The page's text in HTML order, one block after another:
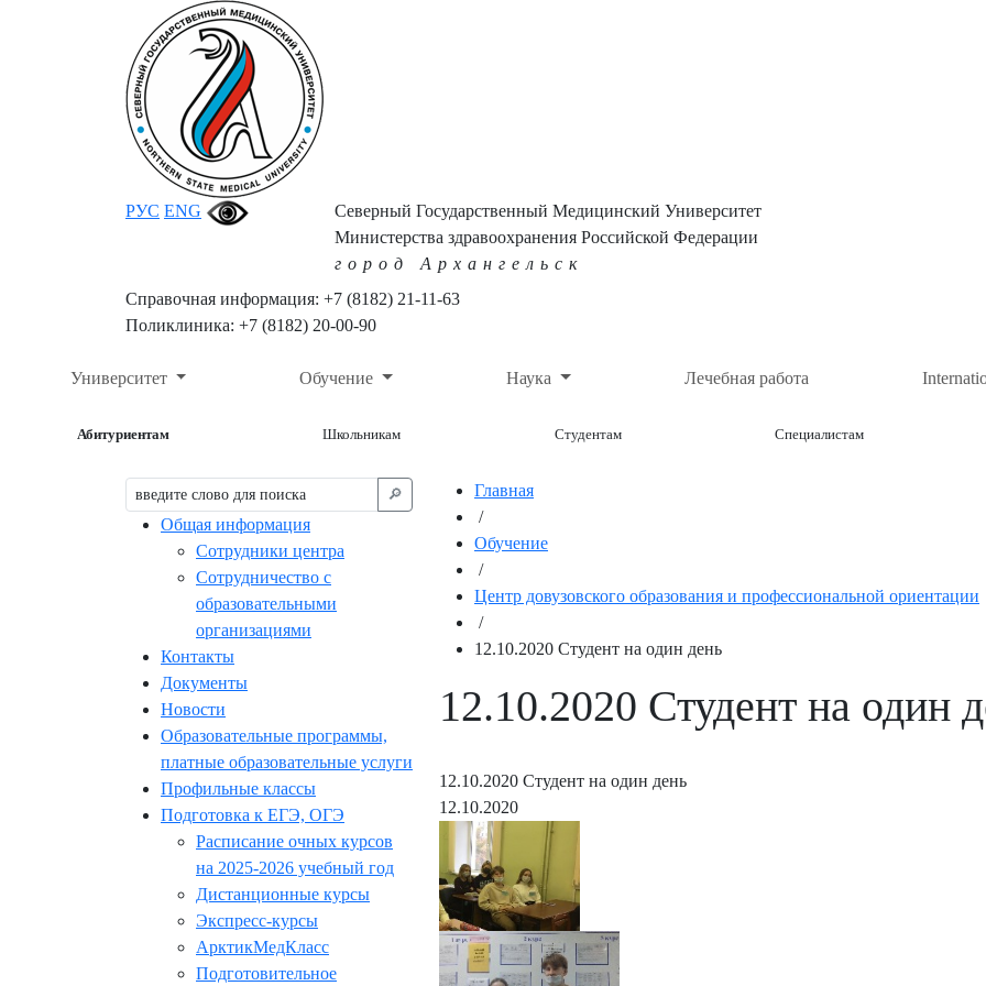
РУС ENG
Северный Государственный Медицинский Университет
Министерства здравоохранения Российской Федерации
город Архангельск
Справочная информация: +7 (8182) 21-11-63
Поликлиника: +7 (8182) 20-00-90
Университет Обучение Наука Лечебная работа
Абитуриентам Школьникам Студентам Специалистам
🔎︎
Общая информация
Сотрудники центра
Сотрудничество с
образовательными
организациями
Контакты
Документы
Новости
Образовательные программы,
платные образовательные услуги
Профильные классы
Подготовка к ЕГЭ, ОГЭ
Расписание очных курсов
на 2025-2026 учебный год
Дистанционные курсы
Экспресс-курсы
АрктикМедКласс
Подготовительное
Главная
/
Обучение
/
Центр довузовского образования и профессиональной ориентации
/
12.10.2020 Студент на один день
12.10.2020 Студент на один
12.10.2020 Студент на один день
12.10.2020